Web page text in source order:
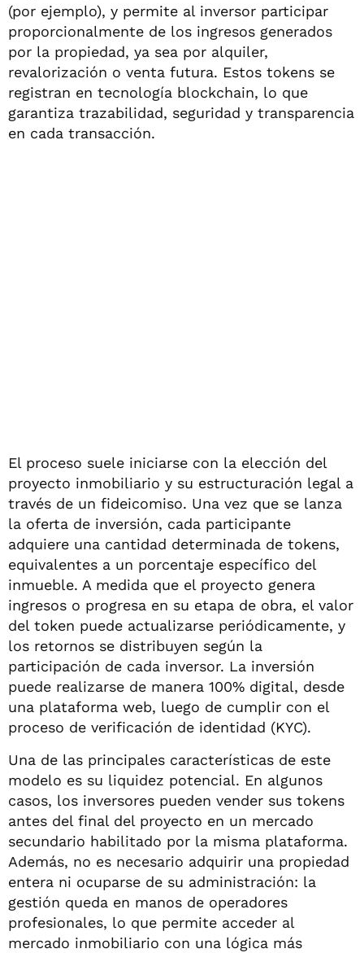
(por ejemplo), y permite al inversor participar
proporcionalmente de los ingresos generados
por la propiedad, ya sea por alquiler,
revalorización o venta futura. Estos tokens se
registran en tecnología blockchain, lo que
garantiza trazabilidad, seguridad y transparencia
en cada transacción.
El proceso suele iniciarse con la elección del
proyecto inmobiliario y su estructuración legal a
través de un fideicomiso. Una vez que se lanza
la oferta de inversión, cada participante
adquiere una cantidad determinada de tokens,
equivalentes a un porcentaje específico del
inmueble. A medida que el proyecto genera
ingresos o progresa en su etapa de obra, el valor
del token puede actualizarse periódicamente, y
los retornos se distribuyen según la
participación de cada inversor. La inversión
puede realizarse de manera 100% digital, desde
una plataforma web, luego de cumplir con el
proceso de verificación de identidad (KYC).
Una de las principales características de este
modelo es su liquidez potencial. En algunos
casos, los inversores pueden vender sus tokens
antes del final del proyecto en un mercado
secundario habilitado por la misma plataforma.
Además, no es necesario adquirir una propiedad
entera ni ocuparse de su administración: la
gestión queda en manos de operadores
profesionales, lo que permite acceder al
mercado inmobiliario con una lógica más